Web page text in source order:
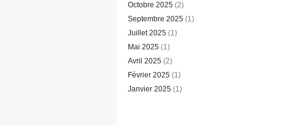
Octobre 2025 (2)
Septembre 2025 (1)
Juillet 2025 (1)
Mai 2025 (1)
Avril 2025 (2)
Février 2025 (1)
Janvier 2025 (1)